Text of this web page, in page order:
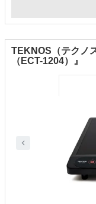
TEKNOS（テクノ
（ECT-1204）』